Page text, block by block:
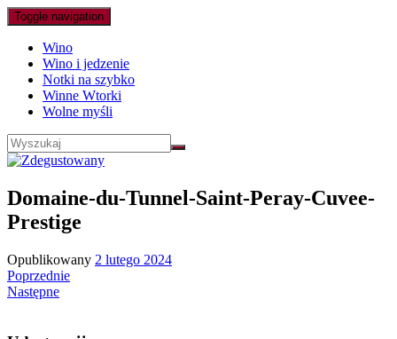
Toggle navigation
Wino
Wino i jedzenie
Notki na szybko
Winne Wtorki
Wolne myśli
Domaine-du-Tunnel-Saint-Peray-Cuvee-
Prestige
Opublikowany 2 lutego 2024
Poprzednie
Następne